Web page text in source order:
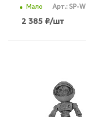
Мало Арт.: SP-W
2 385 ₽/шт